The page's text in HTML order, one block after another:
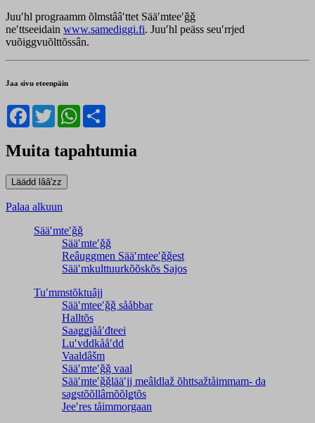
Juuʹhl prograamm õlmstââʹttet Sääʹmteeʹǧǧ
neʹttseeidain www.samediggi.fi. Juuʹhl peäss seuʹrrjed
vuõiggvuõlttõssân.
Jaa sivu eteenpäin
Facebook
TwitterWhatsApp
Muita tapahtumia
Palaa alkuun
Sääʹmteʹǧǧ
Sääʹmteʹǧǧ
Reâuggmen Sääʹmteeʹǧǧest
Sääʹmkulttuurkõõskõs Sajos
Tuʹmmstõktuâjj
Sääʹmteeʹǧǧ sååbbar
Halltõs
Saaǥǥjååʹđteei
Luʹvddkååʹdd
Vaaldâšm
Sääʹmteʹǧǧ vaal
Sääʹmteʹǧǧlääʹjj meâldlaž õhttsažtåimmam- da
saǥstõõllâmõõlǥtõs
Jeeʹres tåimmorgaan